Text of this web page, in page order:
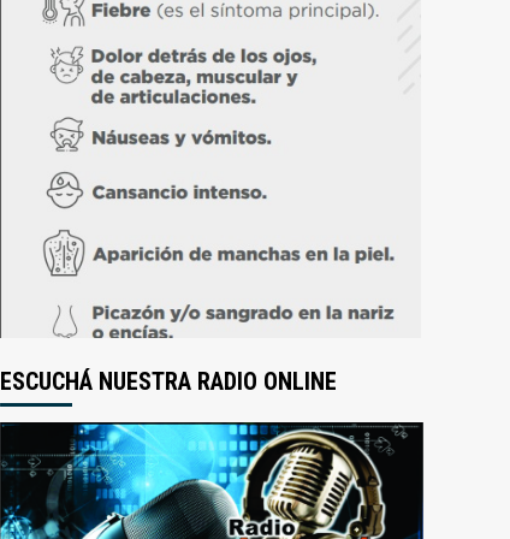
ESCUCHÁ NUESTRA RADIO ONLINE